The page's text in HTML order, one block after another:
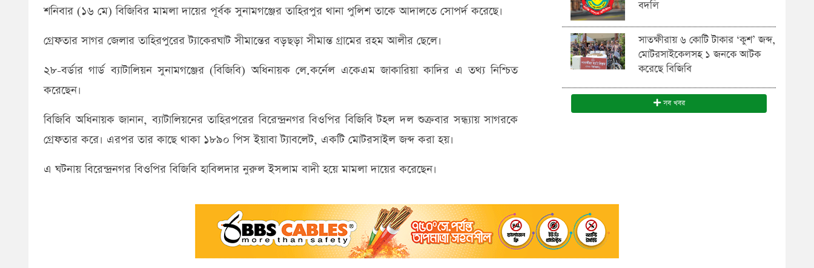
শনিবার (১৬ মে) বিজিবির মামলা দায়ের পূর্বক সুনামগঞ্জের তাহিরপুর থানা পুলিশ তাকে আদালতে সোপর্দ করেছে।
গ্রেফতার সাগর জেলার তাহিরপুরের ট্যাকেরঘাট সীমান্তের বড়ছড়া সীমান্ত গ্রামের রহম আলীর ছেলে।
২৮-বর্ডার গার্ড ব্যাটালিয়ন সুনামগঞ্জের (বিজিবি) অধিনায়ক লে.কর্নেল একেএম জাকারিয়া কাদির এ তথ্য নিশ্চিত
করেছেন।
বিজিবি অধিনায়ক জানান, ব্যাটালিয়নের তাহিরপরের বিরেন্দ্রনগর বিওপির বিজিবি টহল দল শুক্রবার সন্ধ্যায় সাগরকে
গ্রেফতার করে। এরপর তার কাছে থাকা ১৮৯০ পিস ইয়াবা ট্যাবলেট, একটি মোটরসাইল জব্দ করা হয়।
এ ঘটনায় বিরেন্দ্রনগর বিওপির বিজিবি হাবিলদার নুরুল ইসলাম বাদী হয়ে মামলা দায়ের করেছেন।
বদলি
সাতক্ষীরায় ৬ কোটি টাকার ‘কুশ’ জব্দ,
মোটরসাইকেলসহ ১ জনকে আটক
করেছে বিজিবি
সব খবর